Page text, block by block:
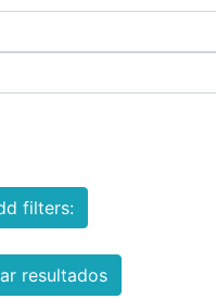
filters:
resultados